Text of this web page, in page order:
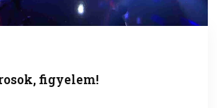
figyelem!